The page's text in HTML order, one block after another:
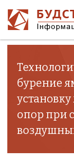
бурение
опор при